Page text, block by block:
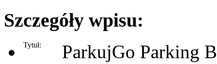
Szczegóły wpisu:
Tytuł:
ParkujGo Parking